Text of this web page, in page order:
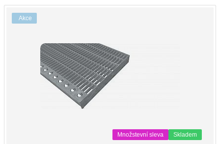
Akce
Množstevní sleva Skladem